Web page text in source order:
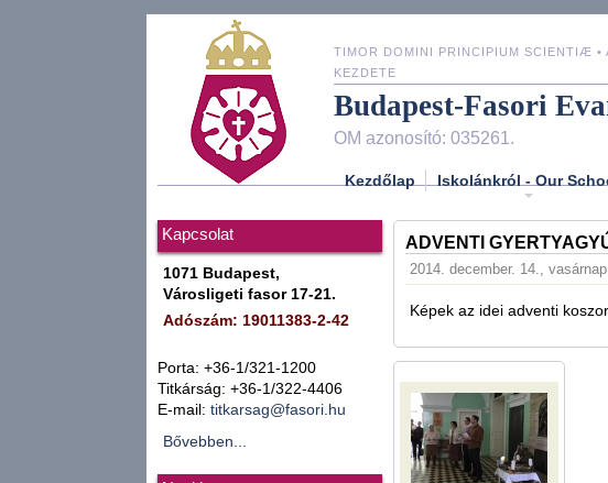
TIMOR DOMINI PRINCIPIUM SCIENTIÆ •
KEZDETE
Budapest-Fasori
OM azonosító: 035261.
Kezdőlap Iskolánkról - Our
Kapcsolat
1071 Budapest,
Városligeti fasor 17-21.
Adószám: 19011383-2-42
Porta: +36-1/321-1200
Titkárság: +36-1/322-4406
E-mail: titkarsag@fasori.hu
Bővebben...
ADVENTI
2014. december. 14.,
Képek az idei adventi